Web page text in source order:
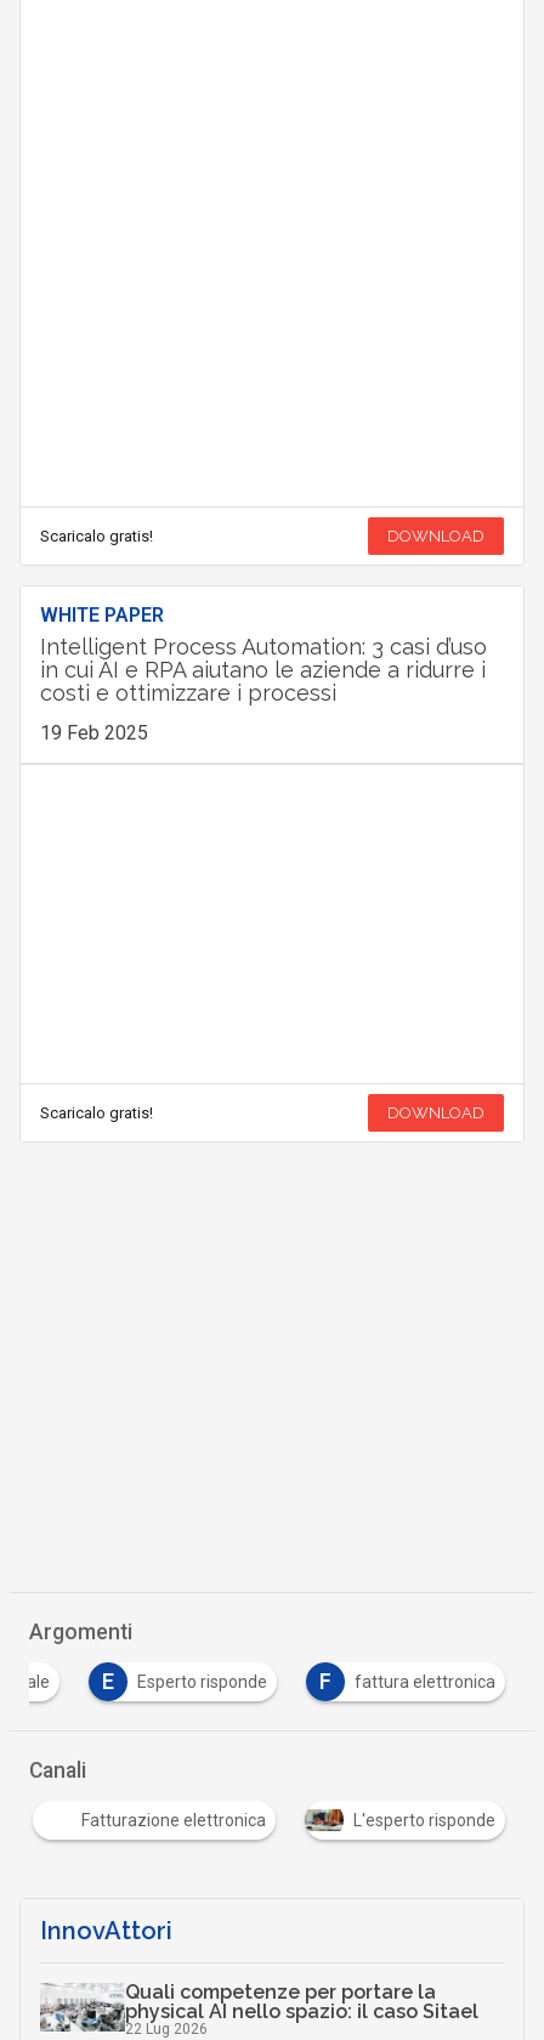
Scaricalo gratis! DOWNLOAD
WHITE PAPER
Intelligent Process Automation: 3 casi d’uso
in cui AI e RPA aiutano le aziende a ridurre i
costi e ottimizzare i processi
19 Feb 2025
Scaricalo gratis! DOWNLOAD
Argomenti
E Esperto risponde F fattura elettronica
Canali
Fatturazione elettronica L'esperto risponde
InnovAttori
Quali competenze per portare la
physical AI nello spazio: il caso Sitael
22 Lug 2026